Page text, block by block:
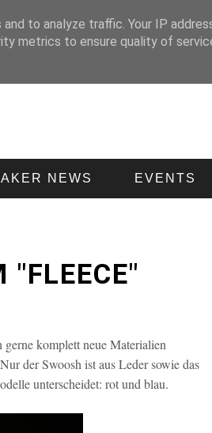
NEWS EVENTS
komplett neue Materialien
der Swoosh ist aus Leder sowie das
unterscheidet: rot und blau.
to analyze traffic. Your IP
metrics to ensure quality of